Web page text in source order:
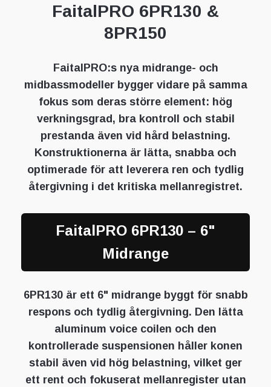
FaitalPRO 6PR130 &
8PR150
FaitalPRO:s nya midrange- och
midbassmodeller bygger vidare på samma
fokus som deras större element: hög
verkningsgrad, bra kontroll och stabil
prestanda även vid hård belastning.
Konstruktionerna är lätta, snabba och
optimerade för att leverera ren och tydlig
återgivning i det kritiska mellanregistret.
FaitalPRO 6PR130 – 6"
Midrange
6PR130 är ett 6" midrange byggt för snabb
respons och tydlig återgivning. Den lätta
aluminum voice coilen och den
kontrollerade suspensionen håller konen
stabil även vid hög belastning, vilket ger
ett rent och fokuserat mellanregister utan